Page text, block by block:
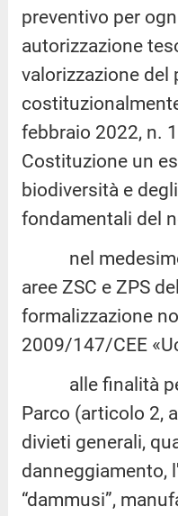
preventivo per
autorizzazione
valorizzazione del
febbraio 2022, n.
Costituzione un
biodiversità e
fondamentali del
nel medesimo
aree ZSC e ZPS
formalizzazione
2009/147/CEE
alle finalità per
Parco (articolo 2,
divieti generali,
danneggiamento,
“dammusi”,